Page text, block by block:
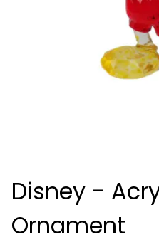
Disney -
Ornament